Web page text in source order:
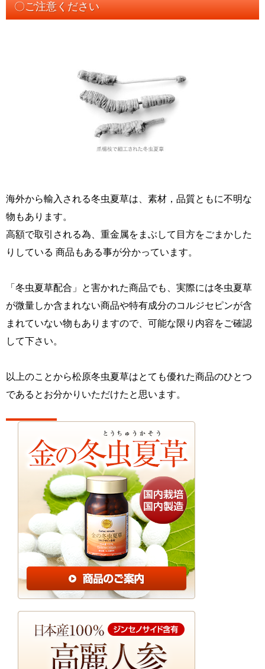
〇ご注意ください
海外から輸入される冬虫夏草は、素材，品質ともに不明な
物もあります。
高額で取引される為、重金属をまぶして目方をごまかした
りしている 商品もある事が分かっています。
「冬虫夏草配合」と害かれた商品でも、実際には冬虫夏草
が微量しか含まれない商品や特有成分のコルジセピンが含
まれていない物もありますので、可能な限り内容をご確認
して下さい。
以上のことから松原冬虫夏草はとても優れた商品のひとつ
であるとお分かりいただけたと思います。